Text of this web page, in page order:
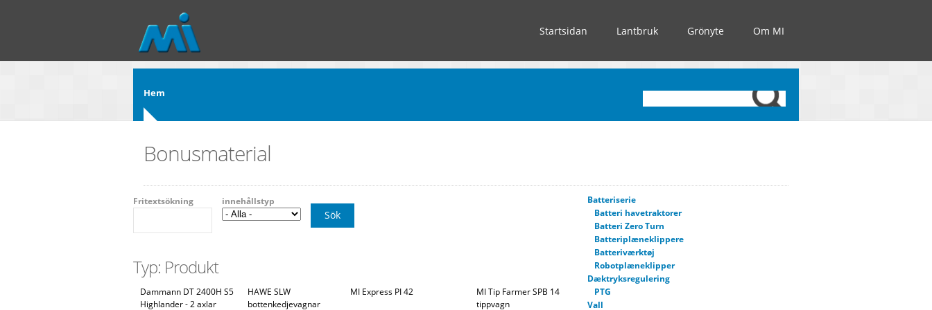
Startsidan Lantbruk Grönyte Om MI
Hem
Bonusmaterial
Batteriserie
Batteri havetraktorer
Batteri Zero Turn
Batteriplæneklippere
Batteriværktøj
Robotplæneklipper
Dæktryksregulering
PTG
Vall
Fritextsökning innehållstyp
Typ: Produkt
Dammann DT 2400H S5
Highlander - 2 axlar
HAWE SLW
bottenkedjevagnar
MI Express PI 42
MI Tip Farmer SPB 14
tippvagn